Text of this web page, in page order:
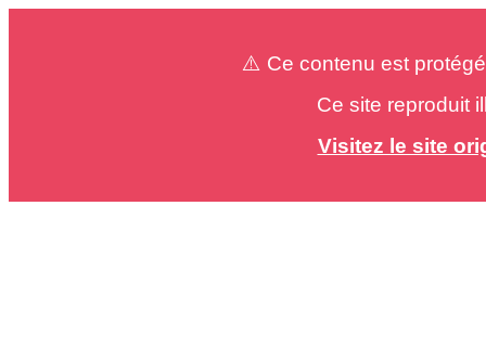
⚠️ Ce contenu est
Ce site reproduit
Visitez le site